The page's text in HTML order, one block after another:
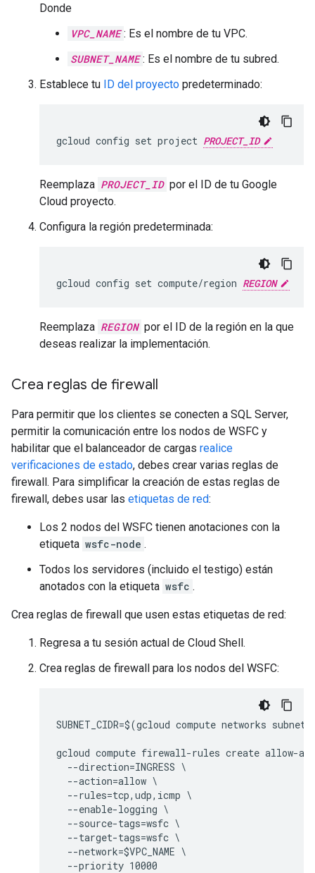
Donde
VPC_NAME : Es el nombre de tu VPC.
SUBNET_NAME : Es el nombre de tu subred.
Establece tu ID del proyecto predeterminado:
gcloud config set project PROJECT_ID
Reemplaza PROJECT_ID por el ID de tu Google
Cloud proyecto.
Configura la región predeterminada:
gcloud config set compute/region REGION
Reemplaza REGION por el ID de la región en la que
deseas realizar la implementación.
Crea reglas de firewall
Para permitir que los clientes se conecten a SQL Server,
permitir la comunicación entre los nodos de WSFC y
habilitar que el balanceador de cargas realice
verificaciones de estado, debes crear varias reglas de
firewall. Para simplificar la creación de estas reglas de
firewall, debes usar las etiquetas de red:
Los 2 nodos del WSFC tienen anotaciones con la
etiqueta wsfc-node .
Todos los servidores (incluido el testigo) están
anotados con la etiqueta wsfc .
Crea reglas de firewall que usen estas etiquetas de red:
Regresa a tu sesión actual de Cloud Shell.
Crea reglas de firewall para los nodos del WSFC:
SUBNET_CIDR=$(gcloud compute networks
gcloud compute firewall-rules create allow-
  --direction=INGRESS \
  --action=allow \
  --rules=tcp,udp,icmp \
  --enable-logging \
  --source-tags=wsfc \
  --target-tags=wsfc \
  --network=$VPC_NAME \
  --priority 10000